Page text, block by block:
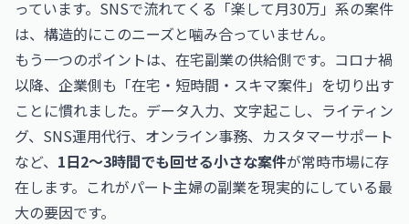
っています。SNSで流れてくる「楽して月30万」系の案件
は、構造的にこのニーズと噛み合っていません。
もう一つのポイントは、在宅副業の供給側です。コロナ禍
以降、企業側も「在宅・短時間・スキマ案件」を切り出す
ことに慣れました。データ入力、文字起こし、ライティン
グ、SNS運用代行、オンライン事務、カスタマーサポート
など、 1日2〜3時間でも回せる小さな案件が常時市場に存
在します。これがパート主婦の副業を現実的にしている最
大の要因です。